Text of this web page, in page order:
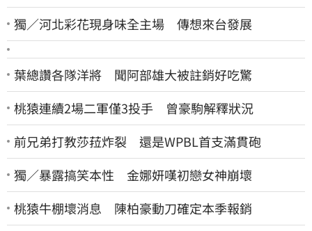
獨／河北彩花現身味全主場 傳想來台發展
葉總讚各隊洋將 聞阿部雄大被註銷好吃驚
桃猿連續2場二軍僅3投手 曾豪駒解釋狀況
前兄弟打教莎菈炸裂 還是WPBL首支滿貫砲
獨／暴露搞笑本性 金娜妍嘆初戀女神崩壞
桃猿牛棚壞消息 陳柏豪動刀確定本季報銷